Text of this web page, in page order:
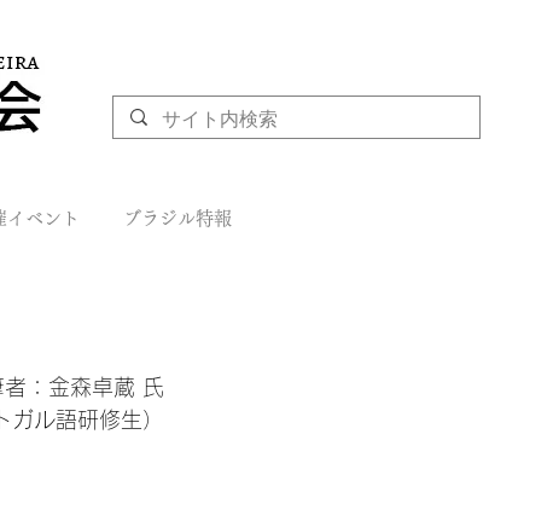
イベント ブラジル特報
：金森卓蔵 氏
ガル語研修生）